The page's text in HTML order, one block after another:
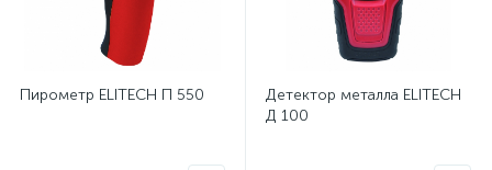
Пирометр ELITECH П 550
Детектор металла ELITECH
Д 100